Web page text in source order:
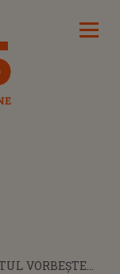
VORBEȘTE